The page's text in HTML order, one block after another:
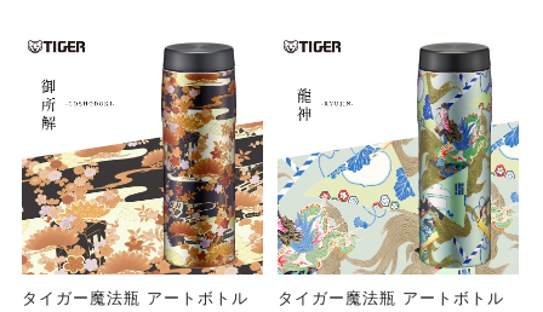
タイガー魔法瓶 アートボトル
タイガー魔法瓶 アートボトル